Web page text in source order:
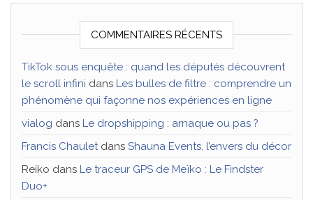
COMMENTAIRES RÉCENTS
TikTok sous enquête : quand les députés découvrent
le scroll infini dans Les bulles de filtre : comprendre un
phénomène qui façonne nos expériences en ligne
vialog dans Le dropshipping : arnaque ou pas ?
Francis Chauletdans Shauna Events, l’envers du décor
Reiko dans Le traceur GPS de Meïko : Le Findster
Duo+